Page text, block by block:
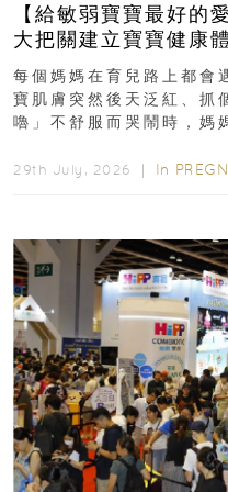
【給敏弱寶寶最好的
大把關建立寶寶健康
每個媽媽在育兒路上都會
寶肌膚突然後天泛紅、抓
嚕」不舒服而哭鬧時，媽
29th July, 2026 ｜ In